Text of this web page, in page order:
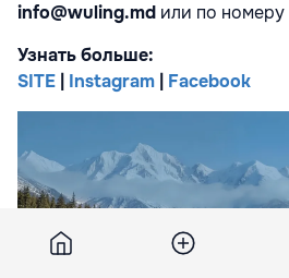
info@wuling.md или по номеру
Узнать больше:
SITE
Instagram Facebook